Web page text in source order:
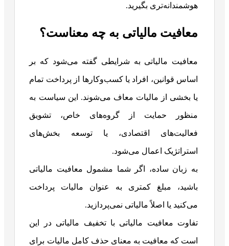
هوشمندانه‌تری بگیرید.
معافیت مالیاتی به چه معناست؟
معافیت مالیاتی به شرایطی گفته می‌شود که بر
اساس قوانین، افراد یا کسب‌وکارها از پرداخت تمام
یا بخشی از مالیات معاف می‌شوند. این سیاست به
منظور حمایت از گروه‌های خاص، تشویق
فعالیت‌های اقتصادی، یا توسعه بخش‌های
استراتژیک اعمال می‌شود.
به زبان ساده، اگر شما مشمول معافیت مالیاتی
باشید، مبلغ کمتری به عنوان مالیات پرداخت
می‌کنید یا اصلاً مالیاتی نمی‌پردازید.
تفاوت معافیت مالیاتی با تخفیف مالیاتی در این
است که معافیت به معنای حذف کامل مالیات برای